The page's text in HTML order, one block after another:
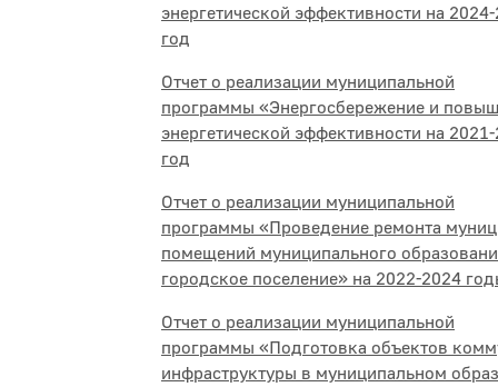
энергетической эффективности на
год
Отчет о реализации муниципальной
программы «Энергосбережение и
энергетической эффективности на
год
Отчет о реализации муниципальной
программы «Проведение ремонта
помещений муниципального
городское поселение» на 2022-2024
Отчет о реализации муниципальной
программы «Подготовка объектов
инфраструктуры в муниципальном